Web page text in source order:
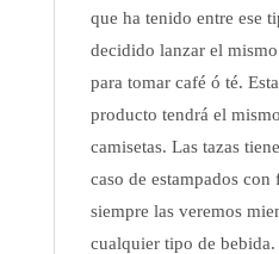
que ha tenido entre ese
decidido lanzar el
para tomar café ó té.
producto tendrá el
camisetas. Las tazas
caso de estampados
siempre las veremos
cualquier tipo de